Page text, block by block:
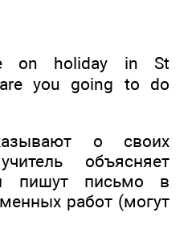
on holiday in St
you going to do
о своих
объясняет
пишут письмо в
работ (могут